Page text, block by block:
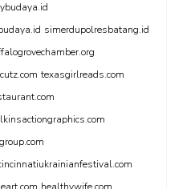
simerdupolresbatang.id
texasgirlreads.com